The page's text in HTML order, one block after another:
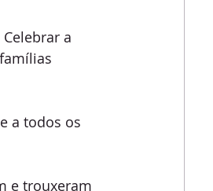
a
a todos os
e trouxeram